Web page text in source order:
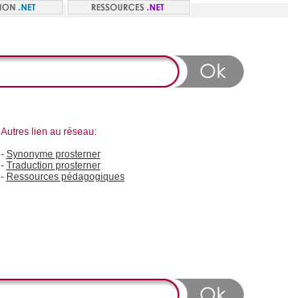
Autres lien au réseau:
- Synonyme prosterner
- Traduction prosterner
- Ressources pédagogiques